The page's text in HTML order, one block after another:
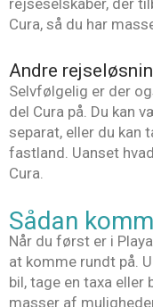
Cura, så du har
Andre
Selvfølgelig er der
del Cura på. Du kan
separat, eller du kan
fastland. Uanset
Cura.
Sådan
Når du først er i
at komme rundt på.
bil, tage en taxa
masser af